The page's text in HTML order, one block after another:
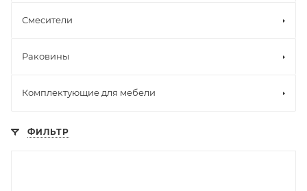
Смесители
Раковины
Комплектующие для мебели
ФИЛЬТР